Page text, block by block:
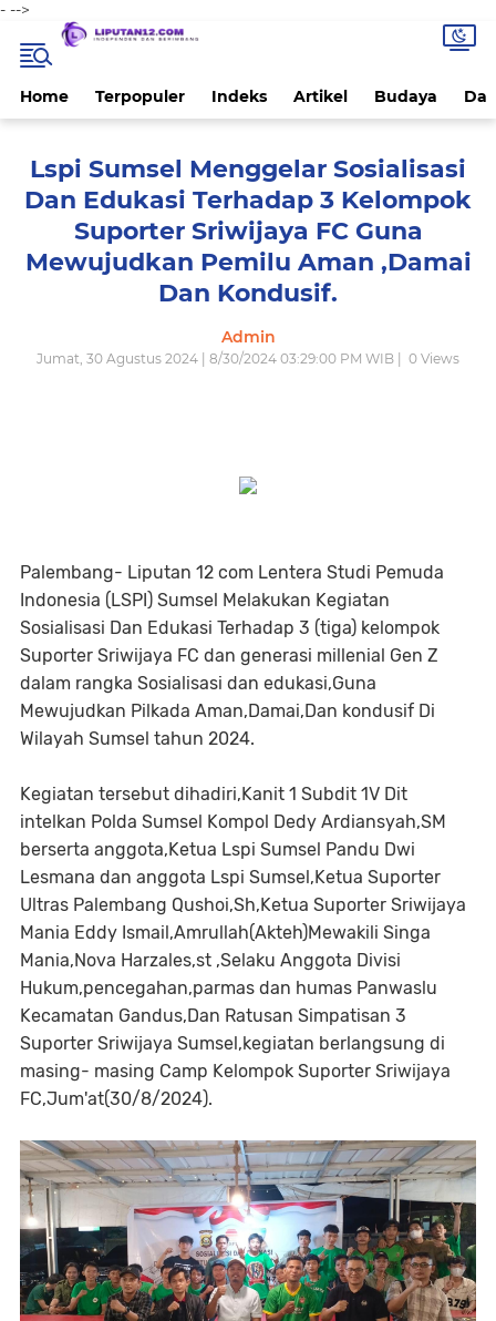
- -->
Home Terpopuler Indeks Artikel Budaya
Lspi Sumsel Menggelar Sosialisasi
Dan Edukasi Terhadap 3 Kelompok
Suporter Sriwijaya FC Guna
Mewujudkan Pemilu Aman ,Damai
Dan Kondusif.
Admin
Jumat, 30 Agustus 2024 | 8/30/2024 03:29:00 PM WIB | 0 Views
Palembang- Liputan 12 com Lentera Studi Pemuda
Indonesia (LSPI) Sumsel Melakukan Kegiatan
Sosialisasi Dan Edukasi Terhadap 3 (tiga) kelompok
Suporter Sriwijaya FC dan generasi millenial Gen Z
dalam rangka Sosialisasi dan edukasi,Guna
Mewujudkan Pilkada Aman,Damai,Dan kondusif Di
Wilayah Sumsel tahun 2024.
Kegiatan tersebut dihadiri,Kanit 1 Subdit 1V Dit
intelkan Polda Sumsel Kompol Dedy Ardiansyah,SM
berserta anggota,Ketua Lspi Sumsel Pandu Dwi
Lesmana dan anggota Lspi Sumsel,Ketua Suporter
Ultras Palembang Qushoi,Sh,Ketua Suporter Sriwijaya
Mania Eddy Ismail,Amrullah(Akteh)Mewakili Singa
Mania,Nova Harzales,st ,Selaku Anggota Divisi
Hukum,pencegahan,parmas dan humas Panwaslu
Kecamatan Gandus,Dan Ratusan Simpatisan 3
Suporter Sriwijaya Sumsel,kegiatan berlangsung di
masing- masing Camp Kelompok Suporter Sriwijaya
FC,Jum'at(30/8/2024).